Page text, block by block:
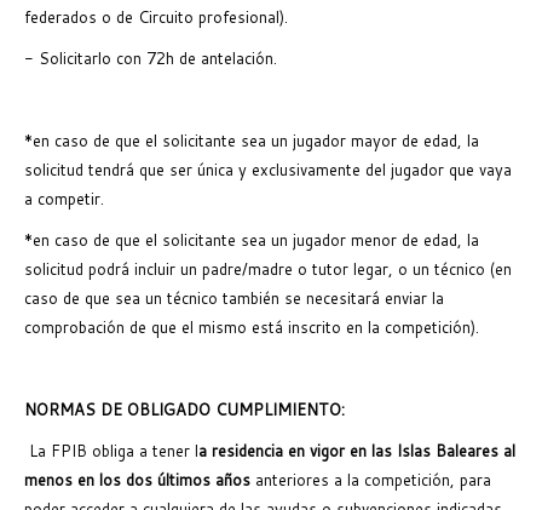
federados o de Circuito profesional).
- Solicitarlo con 72h de antelación.
*en caso de que el solicitante sea un jugador mayor de edad, la
solicitud tendrá que ser única y exclusivamente del jugador que vaya
a competir.
*en caso de que el solicitante sea un jugador menor de edad, la
solicitud podrá incluir un padre/madre o tutor legar, o un técnico (en
caso de que sea un técnico también se necesitará enviar la
comprobación de que el mismo está inscrito en la competición).
NORMAS DE OBLIGADO CUMPLIMIENTO:
La FPIB obliga a tener la residencia en vigor en las Islas Baleares al
menos en los dos últimos años anteriores a la competición, para